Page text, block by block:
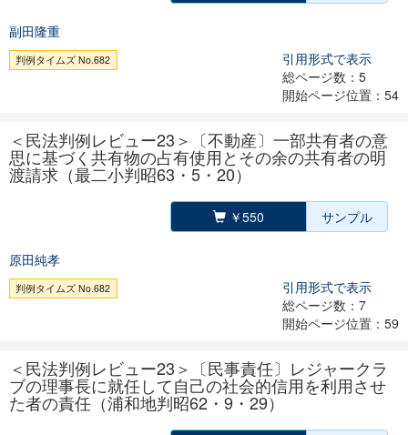
副田隆重
判例タイムズ No.682
引用形式で表示
総ページ数：5
開始ページ位置：54
＜民法判例レビュー23＞〔不動産〕一部共有者の意
思に基づく共有物の占有使用とその余の共有者の明
渡請求（最二小判昭63・5・20）
￥550 サンプル
原田純孝
判例タイムズ No.682
引用形式で表示
総ページ数：7
開始ページ位置：59
＜民法判例レビュー23＞〔民事責任〕レジャークラ
ブの理事長に就任して自己の社会的信用を利用させ
た者の責任（浦和地判昭62・9・29）